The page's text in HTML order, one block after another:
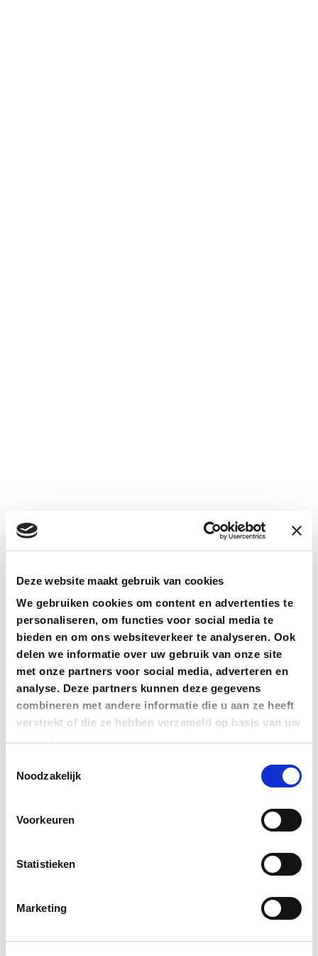
Deze website maakt gebruik van cookies
We gebruiken cookies om content en advertenties te
personaliseren, om functies voor social media te
bieden en om ons websiteverkeer te analyseren. Ook
delen we informatie over uw gebruik van onze site
met onze partners voor social media, adverteren en
analyse. Deze partners kunnen deze gegevens
combineren met andere informatie die u aan ze heeft
verstrekt of die ze hebben verzameld op basis van uw
Noodzakelijk
Voorkeuren
Statistieken
Marketing
Staat voor een duurzame